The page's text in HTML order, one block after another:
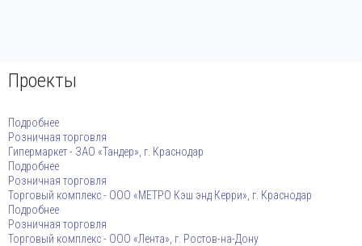
Проекты
Подробнее
Розничная торговля
Гипермаркет - ЗАО «Тандер», г. Краснодар
Подробнее
Розничная торговля
Торговый комплекс - ООО «МЕТРО Кэш энд Керри», г. Краснодар
Подробнее
Розничная торговля
Торговый комплекс - ООО «Лента», г. Ростов-на-Дону